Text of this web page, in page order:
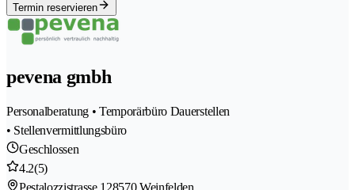
Termin reservieren
pevena gmbh
Personalberatung • Temporärbüro Dauerstellen
• Stellenvermittlungsbüro
Geschlossen
4.2(5)
Pestalozzistrasse 128570 Weinfelden